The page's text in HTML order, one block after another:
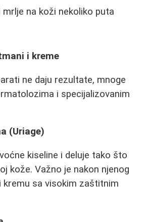
na koži nekoliko puta
i kreme
ne daju rezultate, mnoge
i specijalizovanim
(Uriage)
kiseline i deluje tako što
kože. Važno je nakon njenog
sa visokim zaštitnim